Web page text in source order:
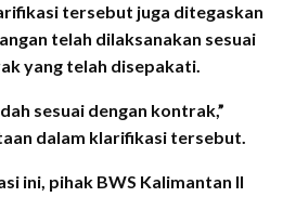
tersebut juga ditegaskan
telah dilaksanakan sesuai
yang telah disepakati.
sesuai dengan kontrak,”
dalam klarifikasi tersebut.
ini, pihak BWS Kalimantan II